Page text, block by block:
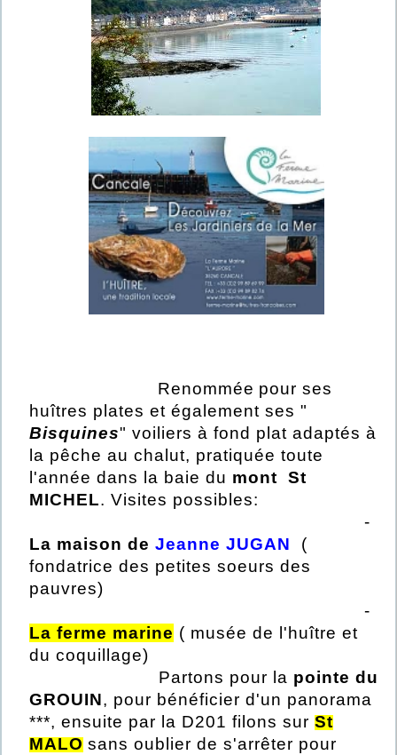
Renommée pour ses
huîtres plates et également ses "
Bisquines" voiliers à fond plat adaptés à
la pêche au chalut, pratiquée toute
l'année dans la baie du mont St
MICHEL. Visites possibles:
-
La maison de Jeanne JUGAN
(
fondatrice des petites soeurs des
pauvres)
-
La ferme marine ( musée de l'huître et
du coquillage)
Partons pour la pointe du
GROUIN, pour bénéficier d'un panorama
***, ensuite par la D201 filons sur St
MALO sans oublier de s'arrêter pour